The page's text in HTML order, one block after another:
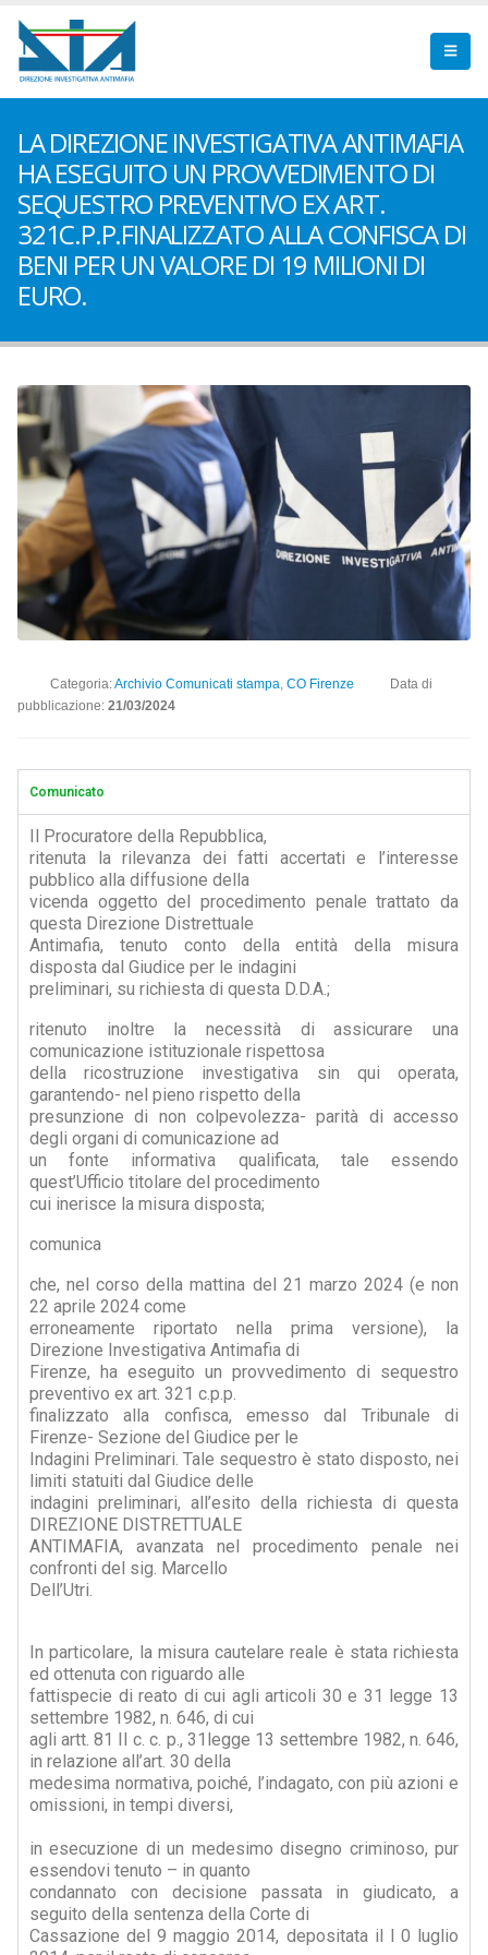
LA DIREZIONE INVESTIGATIVA ANTIMAFIA
HA ESEGUITO UN PROVVEDIMENTO DI
SEQUESTRO PREVENTIVO EX ART.
321C.P.P.FINALIZZATO ALLA CONFISCA DI
BENI PER UN VALORE DI 19 MILIONI DI
EURO.
Categoria:Archivio Comunicati stampa, CO Firenze
Data di
pubblicazione: 21/03/2024
Comunicato
Il Procuratore della Repubblica,
ritenuta la rilevanza dei fatti accertati e l’interesse
pubblico alla diffusione della
vicenda oggetto del procedimento penale trattato da
questa Direzione Distrettuale
Antimafia, tenuto conto della entità della misura
disposta dal Giudice per le indagini
preliminari, su richiesta di questa D.D.A.;
ritenuto inoltre la necessità di assicurare una
comunicazione istituzionale rispettosa
della ricostruzione investigativa sin qui operata,
garantendo- nel pieno rispetto della
presunzione di non colpevolezza- parità di accesso
degli organi di comunicazione ad
un fonte informativa qualificata, tale essendo
quest’Ufficio titolare del procedimento
cui inerisce la misura disposta;
comunica
che, nel corso della mattina del 21 marzo 2024 (e non
22 aprile 2024 come
erroneamente riportato nella prima versione), la
Direzione Investigativa Antimafia di
Firenze, ha eseguito un provvedimento di sequestro
preventivo ex art. 321 c.p.p.
finalizzato alla confisca, emesso dal Tribunale di
Firenze- Sezione del Giudice per le
Indagini Preliminari. Tale sequestro è stato disposto, nei
limiti statuiti dal Giudice delle
indagini preliminari, all’esito della richiesta di questa
DIREZIONE DISTRETTUALE
ANTIMAFIA, avanzata nel procedimento penale nei
confronti del sig. Marcello
Dell’Utri.
In particolare, la misura cautelare reale è stata richiesta
ed ottenuta con riguardo alle
fattispecie di reato di cui agli articoli 30 e 31 legge 13
settembre 1982, n. 646, di cui
agli artt. 81 II c. c. p., 31legge 13 settembre 1982, n. 646,
in relazione all’art. 30 della
medesima normativa, poiché, l’indagato, con più azioni e
omissioni, in tempi diversi,
in esecuzione di un medesimo disegno criminoso, pur
essendovi tenuto – in quanto
condannato con decisione passata in giudicato, a
seguito della sentenza della Corte di
Cassazione del 9 maggio 2014, depositata il l 0 luglio